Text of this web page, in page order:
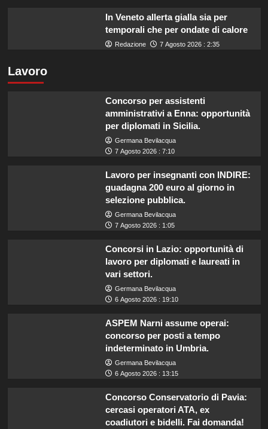
In Veneto allerta gialla sia per
temporali che per ondate di calore
Redazione 7 Agosto 2026 : 2:35
Lavoro
Concorso per assistenti
amministrativi a Enna: opportunità
per diplomati in Sicilia.
Germana Bevilacqua
7 Agosto 2026 : 7:10
Lavoro per insegnanti con INDIRE:
guadagna 200 euro al giorno in
selezione pubblica.
Germana Bevilacqua
7 Agosto 2026 : 1:05
Concorsi in Lazio: opportunità di
lavoro per diplomati e laureati in
vari settori.
Germana Bevilacqua
6 Agosto 2026 : 19:10
ASPEM Narni assume operai:
concorso per posti a tempo
indeterminato in Umbria.
Germana Bevilacqua
6 Agosto 2026 : 13:15
Concorso Conservatorio di Pavia:
cercasi operatori ATA, ex
coadiutori e bidelli. Fai domanda!